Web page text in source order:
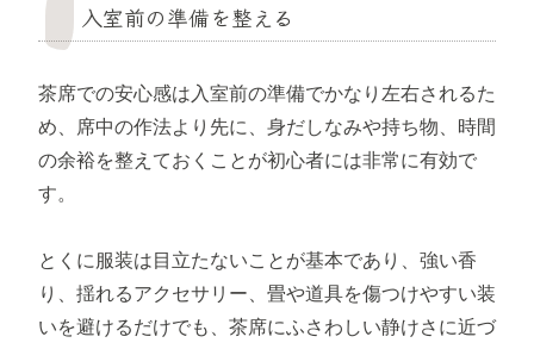
入室前の準備を整える
茶席での安心感は入室前の準備でかなり左右されるた
め、席中の作法より先に、身だしなみや持ち物、時間
の余裕を整えておくことが初心者には非常に有効で
す。
とくに服装は目立たないことが基本であり、強い香
り、揺れるアクセサリー、畳や道具を傷つけやすい装
いを避けるだけでも、茶席にふさわしい静けさに近づ